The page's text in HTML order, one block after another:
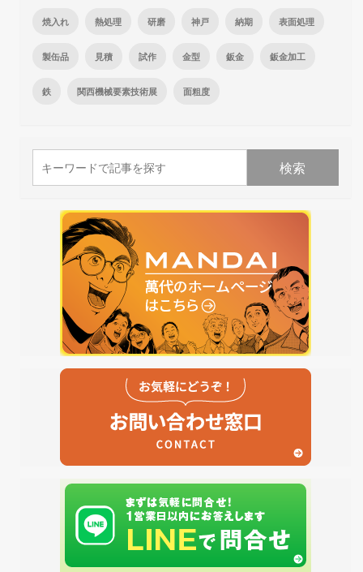
焼入れ 熱処理 研磨 神戸 納期 表面処理
製缶品 見積 試作 金型 鈑金 鈑金加工
鉄 関西機械要素技術展 面粗度
検索